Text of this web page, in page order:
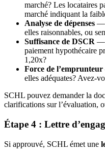
marché? Les locataires
marché indiquant la
Analyse de dépenses —
elles raisonnables, ou
Suffisance de DSCR —
paiement hypothécaire
1,20x?
Force de l’emprunteur
elles adéquates? Avez-
SCHL pouvez demander la
clarifications sur l’évaluation,
Étape 4 : Lettre
Si approuvé, SCHL émet une